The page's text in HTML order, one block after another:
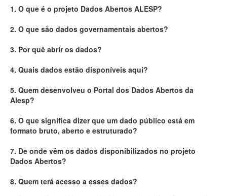
Administração
Legislação
Perguntas frequentes
Contato
1. O que é o projeto Dados Abertos ALESP?
2. O que são dados governamentais abertos?
3. Por quê abrir os dados?
4. Quais dados estão disponíveis aqui?
5. Quem desenvolveu o Portal dos Dados Abertos da
Alesp?
6. O que significa dizer que um dado público está em
formato bruto, aberto e estruturado?
7. De onde vêm os dados disponibilizados no projeto
Dados Abertos?
8. Quem terá acesso a esses dados?